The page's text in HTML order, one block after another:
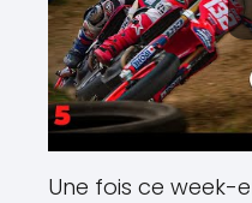
Une fois ce week-